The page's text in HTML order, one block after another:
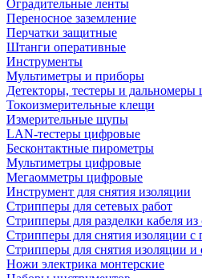
Оградительные ленты
Переносное заземление
Перчатки защитные
Штанги оперативные
Инструменты
Мультиметры и приборы
Детекторы, тестеры и
Токоизмерительные клещи
Измерительные щупы
LAN-тестеры цифровые
Бесконтактные пирометры
Мультиметры цифровые
Мегаомметры цифровые
Инструмент для снятия изоляции
Стрипперы для сетевых работ
Стрипперы для разделки кабеля
Cтрипперы для снятия изоляции с
Стрипперы для снятия изоляции и
Ножи электрика монтерские